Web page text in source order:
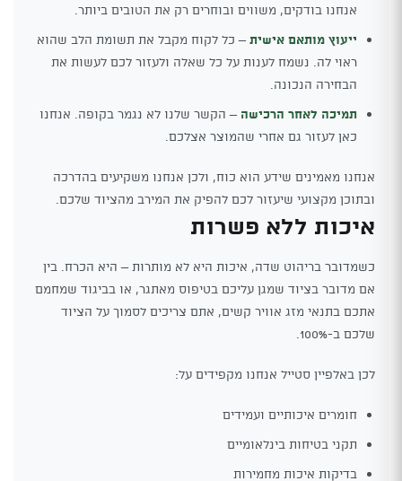
אנחנו בודקים, משווים ובוחרים רק את הטובים ביותר.
ייעוץ מותאם אישית– כל לקוח מקבל את תשומת הלב שהוא
ראוי לה. נשמח לענות על כל שאלה ולעזור לכם לעשות את
הבחירה הנכונה.
תמיכה לאחר הרכישה – הקשר שלנו לא נגמר בקופה. אנחנו
כאן לעזור גם אחרי שהמוצר אצלכם.
אנחנו מאמינים שידע הוא כוח, ולכן אנחנו משקיעים בהדרכה
ובתוכן מקצועי שיעזור לכם להפיק את המירב מהציוד שלכם.
איכות ללא פשרות
כשמדובר בריהוט שדה, איכות היא לא מותרות – היא הכרח. בין
אם מדובר בציוד שמגן עליכם בטיפוס מאתגר, או בביגוד שמחמם
אתכם בתנאי מזג אוויר קשים, אתם צריכים לסמוך על הציוד
שלכם ב-100%.
לכן באלפיין סטייל אנחנו מקפידים על:
חומרים איכותיים ועמידים
תקני בטיחות בינלאומיים
בדיקות איכות מחמירות